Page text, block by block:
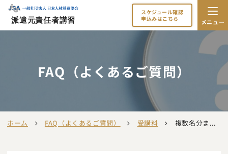
メニュー
派遣元責任者講習
スケジュール確認
申込みはこちら
FAQ（よくあるご質問）
ホーム FAQ（よくあるご質問） 受講料 複数名分まとめて会社名義で支払いたい（銀行振込のみ）